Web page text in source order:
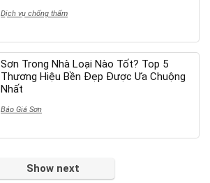
Dịch vụ chống thấm
Sơn Trong Nhà Loại Nào Tốt? Top 5
Thương Hiệu Bền Đẹp Được Ưa Chuộng
Nhất
Báo Giá Sơn
Show next